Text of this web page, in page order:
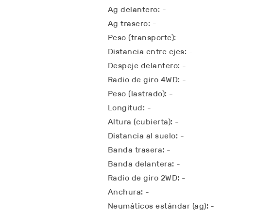
Ag delantero: -
Ag trasero: -
Peso (transporte): -
Distancia entre ejes: -
Despeje delantero: -
Radio de giro 4WD: -
Peso (lastrado): -
Longitud: -
Altura (cubierta): -
Distancia al suelo: -
Banda trasera: -
Banda delantera: -
Radio de giro 2WD: -
Anchura: -
Neumáticos estándar (ag): -